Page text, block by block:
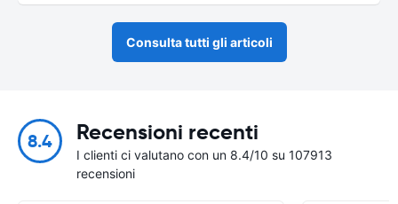
Consulta tutti gli articoli
8.4 Recensioni recenti
I clienti ci valutano con un 8.4/10 su 107913
recensioni